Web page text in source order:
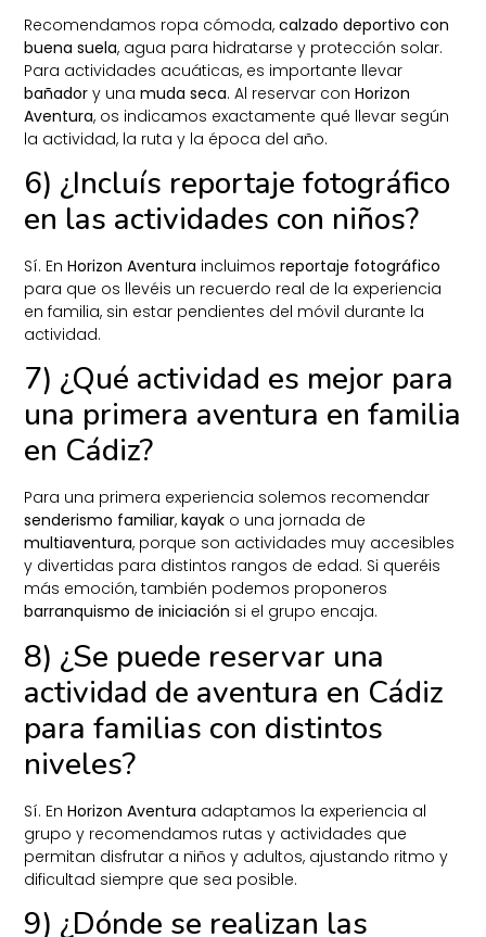
Recomendamos ropa cómoda,calzado deportivo con
buena suela, agua para hidratarse y protección solar.
Para actividades acuáticas, es importante llevar
bañador y unamuda seca. Al reservar conHorizon
Aventura, os indicamos exactamente qué llevar según
la actividad, la ruta y la época del año.
6) ¿Incluís reportaje fotográfico
en las actividades con niños?
Sí. EnHorizon Aventura incluimosreportaje fotográfico
para que os llevéis un recuerdo real de la experiencia
en familia, sin estar pendientes del móvil durante la
actividad.
7) ¿Qué actividad es mejor para
una primera aventura en familia
en Cádiz?
Para una primera experiencia solemos recomendar
senderismo familiar,kayak o una jornada de
multiaventura, porque son actividades muy accesibles
y divertidas para distintos rangos de edad. Si queréis
más emoción, también podemos proponeros
barranquismo de iniciación si el grupo encaja.
8) ¿Se puede reservar una
actividad de aventura en Cádiz
para familias con distintos
niveles?
Sí. EnHorizon Aventura adaptamos la experiencia al
grupo y recomendamos rutas y actividades que
permitan disfrutar a niños y adultos, ajustando ritmo y
dificultad siempre que sea posible.
9) ¿Dónde se realizan las